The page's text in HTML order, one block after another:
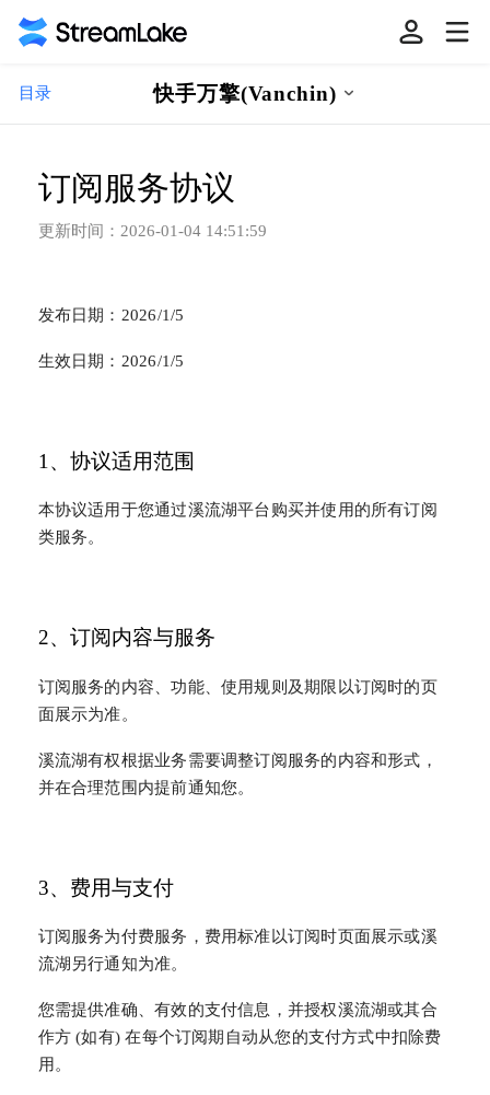
目录 快手万擎(Vanchin)
订阅服务协议
更新时间： 2026-01-04 14:51:59
发布日期：2026/1/5
生效日期：2026/1/5
1、协议适用范围
本协议适用于您通过溪流湖平台购买并使用的所有订阅
类服务。
2、订阅内容与服务
订阅服务的内容、功能、使用规则及期限以订阅时的页
面展示为准。
溪流湖有权根据业务需要调整订阅服务的内容和形式，
并在合理范围内提前通知您。
3、费用与支付
订阅服务为付费服务，费用标准以订阅时页面展示或溪
流湖另行通知为准。
您需提供准确、有效的支付信息，并授权溪流湖或其合
作方 (如有) 在每个订阅期自动从您的支付方式中扣除费
用。